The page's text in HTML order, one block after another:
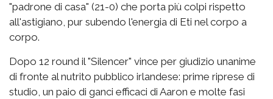
"padrone di casa" (21-0) che porta più colpi rispetto
all'astigiano, pur subendo l'energia di Eti nel corpo a
corpo.
Dopo 12 round il "Silencer" vince per giudizio unanime
di fronte al nutrito pubblico irlandese: prime riprese di
studio, un paio di ganci efficaci di Aaron e molte fasi